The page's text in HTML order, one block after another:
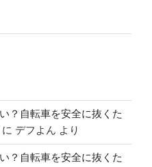
？自転車を安全に抜くた
に デフよん より
？自転車を安全に抜くた